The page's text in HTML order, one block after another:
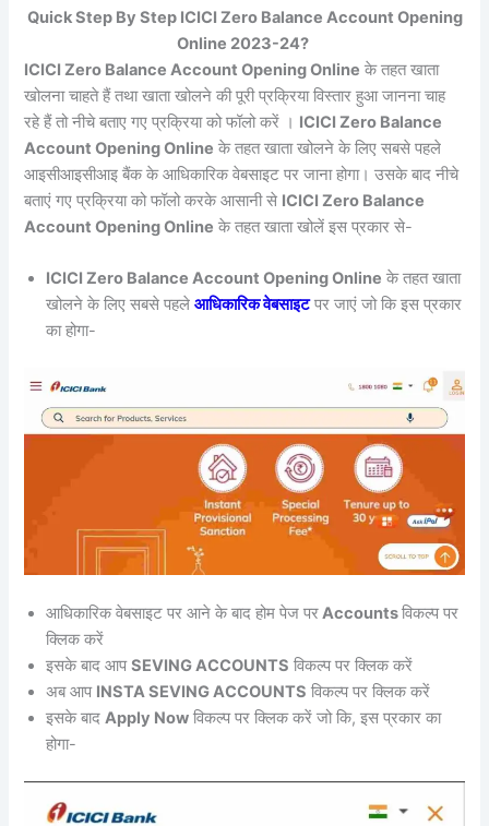
Quick Step By Step ICICI Zero Balance Account Opening
Online 2023-24?
ICICI Zero Balance Account Opening Online के तहत खाता
खोलना चाहते हैं तथा खाता खोलने की पूरी प्रक्रिया विस्तार हुआ जानना चाह
रहे हैं तो नीचे बताए गए प्रक्रिया को फॉलो करें । ICICI Zero Balance
Account Opening Online के तहत खाता खोलने के लिए सबसे पहले
आइसीआइसीआइ बैंक के आधिकारिक वेबसाइट पर जाना होगा। उसके बाद नीचे
बताएं गए प्रक्रिया को फॉलो करके आसानी से ICICI Zero Balance
Account Opening Online के तहत खाता खोलें इस प्रकार से-
ICICI Zero Balance Account Opening Online के तहत खाता
खोलने के लिए सबसे पहलेआधिकारिक वेबसाइटपर जाएं जो कि इस प्रकार
का होगा-
आधिकारिक वेबसाइट पर आने के बाद होम पेज परAccountsविकल्प पर
क्लिक करें
इसके बाद आपSEVING ACCOUNTS विकल्प पर क्लिक करें
अब आप INSTA SEVING ACCOUNTS विकल्प पर क्लिक करें
इसके बादApply Now विकल्प पर क्लिक करें जो कि, इस प्रकार का
होगा-